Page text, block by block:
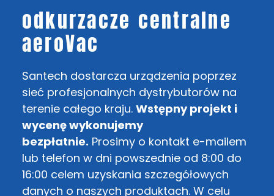
odkurzacze centralne
aeroVac
Santech dostarcza urządzenia poprzez
sieć profesjonalnych dystrybutorów na
terenie całego kraju. Wstępny projekt i
wycenę wykonujemy
bezpłatnie. Prosimy o kontakt e-mailem
lub telefon w dni powszednie od 8:00 do
16:00 celem uzyskania szczegółowych
danych o naszych produktach. W celu